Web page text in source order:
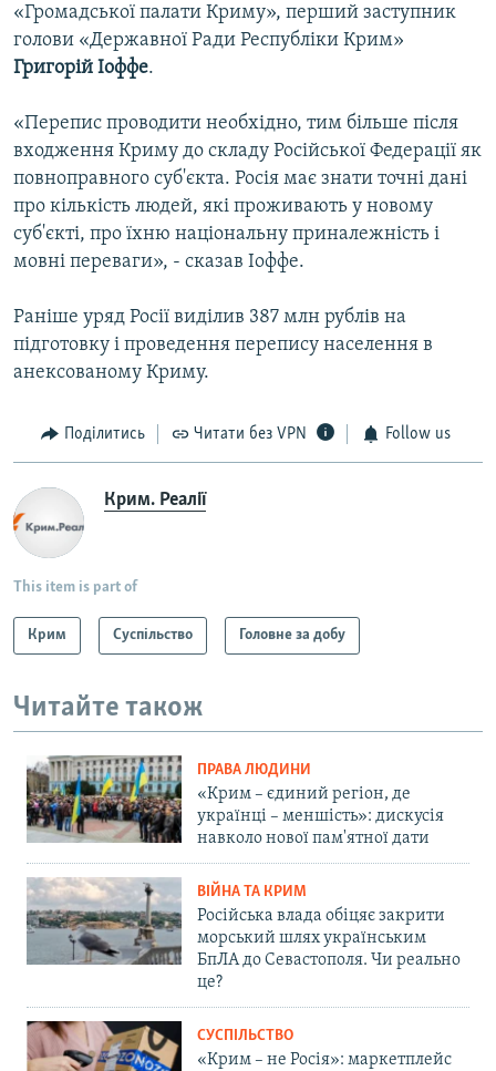
«Громадської палати Криму», перший заступник
голови «Державної Ради Республіки Крим»
Григорій Іоффе.
«Перепис проводити необхідно, тим більше після
входження Криму до складу Російської Федерації як
повноправного суб'єкта. Росія має знати точні дані
про кількість людей, які проживають у новому
суб'єкті, про їхню національну приналежність і
мовні переваги», - сказав Іоффе.
Раніше уряд Росії виділив 387 млн рублів на
підготовку і проведення перепису населення в
анексованому Криму.
Поділитись Читати без VPN Follow us
Крим. Реалії
This item is part of
Крим Суспільство Головне за добу
Читайте також
ПРАВА ЛЮДИНИ
«Крим – єдиний регіон, де
українці – меншість»: дискусія
навколо нової пам'ятної дати
ВІЙНА ТА КРИМ
Російська влада обіцяє закрити
морський шлях українським
БпЛА до Севастополя. Чи реально
це?
СУСПІЛЬСТВО
«Крим – не Росія»: маркетплейс